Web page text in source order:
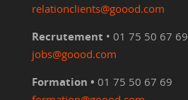
relationclients@goood.com
Recrutement • 01 75 50 67 69
jobs@goood.com
Formation • 01 75 50 67 69